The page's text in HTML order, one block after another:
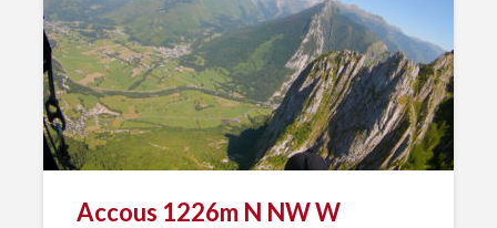
Accous 1226m N NW W